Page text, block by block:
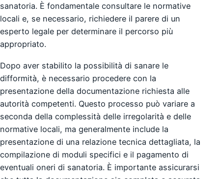
sanatoria. È fondamentale consultare le normative
locali e, se necessario, richiedere il parere di un
esperto legale per determinare il percorso più
appropriato.
Dopo aver stabilito la possibilità di sanare le
difformità, è necessario procedere con la
presentazione della documentazione richiesta alle
autorità competenti. Questo processo può variare a
seconda della complessità delle irregolarità e delle
normative locali, ma generalmente include la
presentazione di una relazione tecnica dettagliata, la
compilazione di moduli specifici e il pagamento di
eventuali oneri di sanatoria. È importante assicurarsi